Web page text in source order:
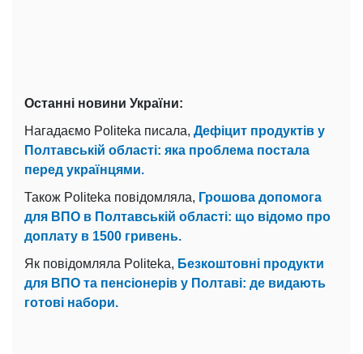
Останні новини України:
Нагадаємо Politeka писала, Дефіцит продуктів у
Полтавській області: яка проблема постала
перед українцями.
Також Politeka повідомляла, Грошова допомога
для ВПО в Полтавській області: що відомо про
доплату в 1500 гривень.
Як повідомляла Politeka, Безкоштовні продукти
для ВПО та пенсіонерів у Полтаві: де видають
готові набори.